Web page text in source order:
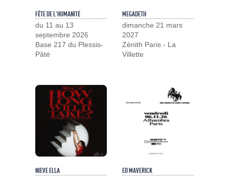
FÊTE DE L'HUMANITÉ
du 11 au 13
septembre 2026
Base 217 du Plessis-
Pâté
MEGADETH
dimanche 21 mars
2027
Zénith Paris - La
Villette
NIEVE ELLA
ED MAVERICK